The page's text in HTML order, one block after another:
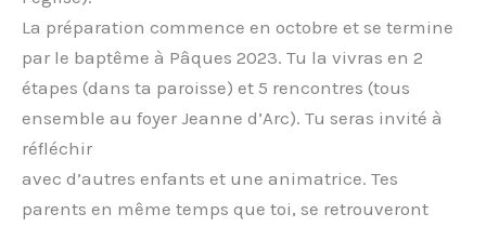
La préparation commence en octobre et se termine
par le baptême à Pâques 2023. Tu la vivras en 2
étapes (dans ta paroisse) et 5 rencontres (tous
ensemble au foyer Jeanne d’Arc). Tu seras invité à
réfléchir
avec d’autres enfants et une animatrice. Tes
parents en même temps que toi, se retrouveront